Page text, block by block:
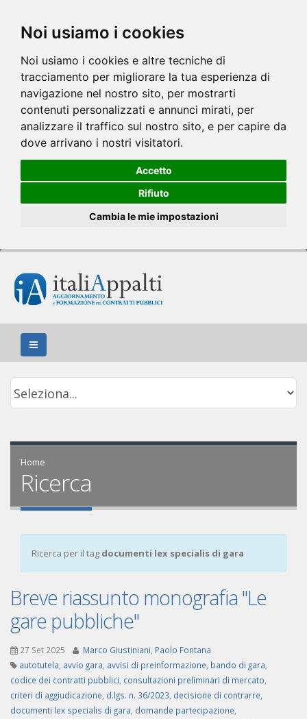
Noi usiamo i cookies
Noi usiamo i cookies e altre tecniche di
tracciamento per migliorare la tua esperienza di
navigazione nel nostro sito, per mostrarti
contenuti personalizzati e annunci mirati, per
analizzare il traffico sul nostro sito, e per capire da
dove arrivano i nostri visitatori.
Accetto
Rifiuto
Cambia le mie impostazioni
Home
Ricerca
Ricerca per il tag documenti lex specialis di gara
Breve riassunto monografia "Le
gare pubbliche"
27 Set 2025 Marco Giustiniani Paolo Fontana
autotutela avvio gara avvisi di preinformazione bando di gara
codice dei contratti pubblici consultazioni preliminari di mercato
criteri di aggiudicazione d.lgs. n. 36/2023 decisione di contrarre
documenti lex specialis di gara domande partecipazione